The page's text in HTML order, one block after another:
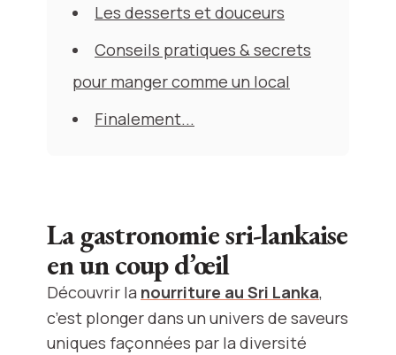
Les desserts et douceurs
Conseils pratiques & secrets
pour manger comme un local
Finalement...
La gastronomie sri-lankaise
en un coup d’œil
Découvrir la nourriture au Sri Lanka,
c’est plonger dans un univers de saveurs
uniques façonnées par la diversité